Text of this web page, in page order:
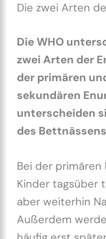
Die zwei Arten
Die WHO
zwei Arten der
der primären
sekundären
unterscheiden
des
Bei der primären
Kinder tagsüber
aber weiterhin
Außerdem